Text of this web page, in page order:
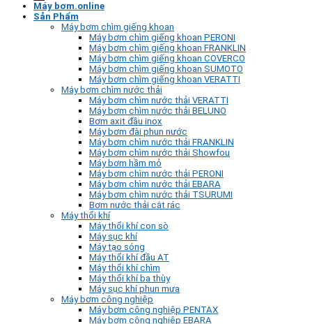
Máy bơm.online
Sản Phẩm
Máy bơm chìm giếng khoan
Máy bơm chìm giếng khoan PERONI
Máy bơm chìm giếng khoan FRANKLIN
Máy bơm chìm giếng khoan COVERCO
Máy bơm chìm giếng khoan SUMOTO
Máy bơm chìm giếng khoan VERATTI
Máy bơm chìm nước thải
Máy bơm chìm nước thải VERATTI
Máy bơm chìm nước thải BELUNO
Bơm axit đầu inox
Máy bơm đài phun nước
Máy bơm chìm nước thải FRANKLIN
Máy bơm chìm nước thải Showfou
Máy bơm hầm mỏ
Máy bơm chìm nước thải PERONI
Máy bơm chìm nước thải EBARA
Máy bơm chìm nước thải TSURUMI
Bơm nước thải cắt rác
Máy thổi khí
Máy thổi khí con sò
Máy sục khí
Máy tạo sóng
Máy thổi khí đầu AT
Máy thổi khí chìm
Máy thổi khí ba thùy
Máy sục khí phun mưa
Máy bơm công nghiệp
Máy bơm công nghiệp PENTAX
Máy bơm công nghiệp EBARA